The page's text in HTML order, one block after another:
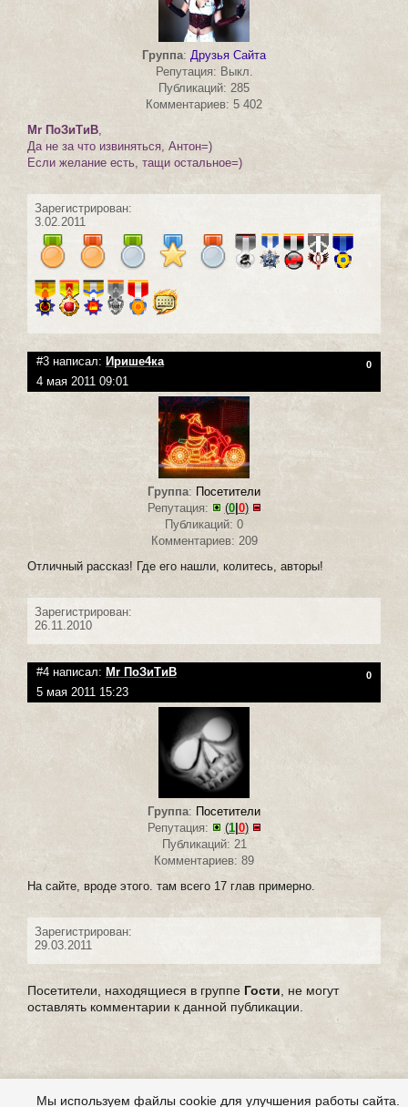
Группа: Друзья Сайта
Репутация: Выкл.
Публикаций: 285
Комментариев: 5 402
Mr ПоЗиТиВ
Да не за что извиняться, Антон=)
Если желание есть, тащи остальное=)
Зарегистрирован:
3.02.2011
#3 написал: Ирише4ка 0
4 мая 2011 09:01
Группа: Посетители
Репутация:
(0| 0)
Публикаций: 0
Комментариев: 209
Отличный рассказ! Где его нашли, колитесь, авторы!
Зарегистрирован:
26.11.2010
#4 написал: Mr ПоЗиТиВ 0
5 мая 2011 15:23
Группа: Посетители
Репутация:
(1| 0)
Публикаций: 21
Комментариев: 89
На сайте, вроде этого. там всего 17 глав примерно.
Зарегистрирован:
29.03.2011
Посетители, находящиеся в группе Гости, не могут
оставлять комментарии к данной публикации.
Мы используем файлы cookie для улучшения работы сайта.